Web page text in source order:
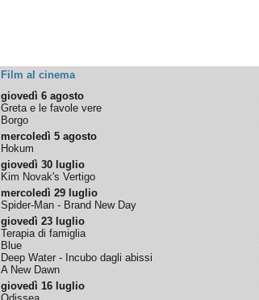
Film al cinema
giovedì 6 agosto
Greta e le favole vere
Borgo
mercoledì 5 agosto
Hokum
giovedì 30 luglio
Kim Novak's Vertigo
mercoledì 29 luglio
Spider-Man - Brand New Day
giovedì 23 luglio
Terapia di famiglia
Blue
Deep Water - Incubo dagli abissi
A New Dawn
giovedì 16 luglio